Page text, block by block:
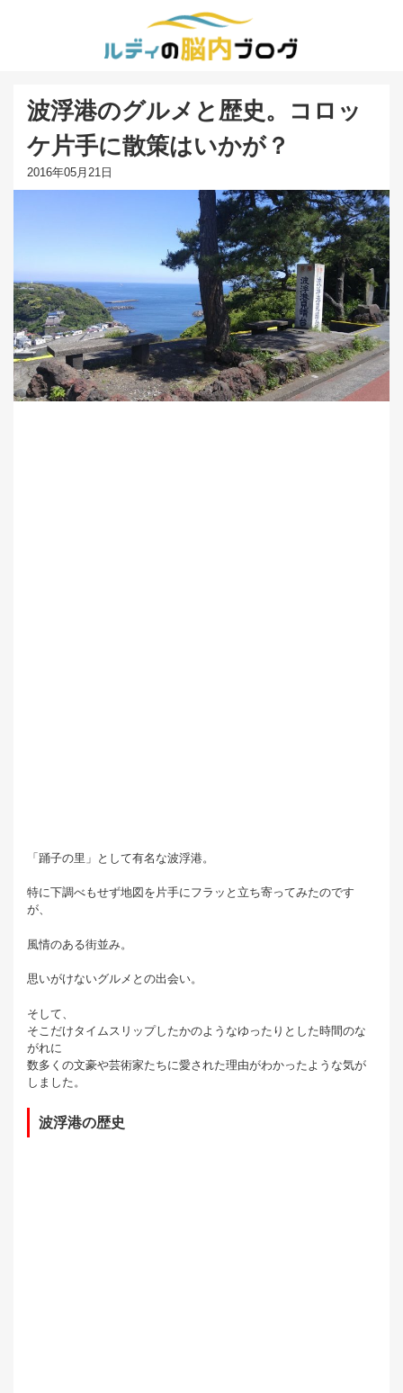
波浮港のグルメと歴史。コロッ
ケ片手に散策はいかが？
2016年05月21日
「踊子の里」として有名な波浮港。
特に下調べもせず地図を片手にフラッと立ち寄ってみたのです
が、
風情のある街並み。
思いがけないグルメとの出会い。
そして、
そこだけタイムスリップしたかのようなゆったりとした時間のな
がれに
数多くの文豪や芸術家たちに愛された理由がわかったような気が
しました。
波浮港の歴史